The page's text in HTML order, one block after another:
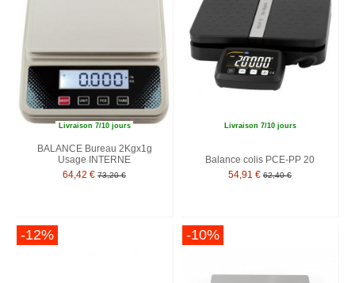
Livraison 7/10 jours
BALANCE Bureau 2Kgx1g
Usage INTERNE
64,42 € 73,20 €
Livraison 7/10 jours
Balance colis PCE-PP 20
54,91 € 62,40 €
-12% -10%